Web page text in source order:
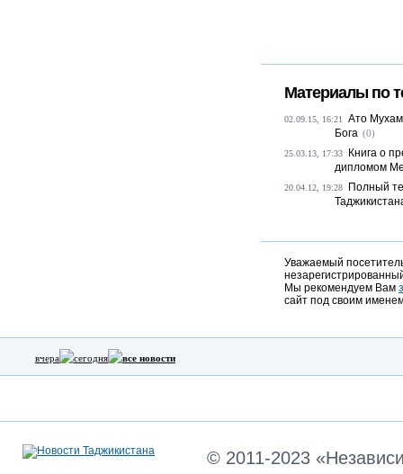
Материалы по
02.09.15, 16:21
Ато
Бога (0)
25.03.13, 17:33
Книга о
дипломом
20.04.12, 19:28
Полный
Уважаемый
Мы рекомендуем Вам
сайт под своим
вчера сегодня все новости
© 2011-2023